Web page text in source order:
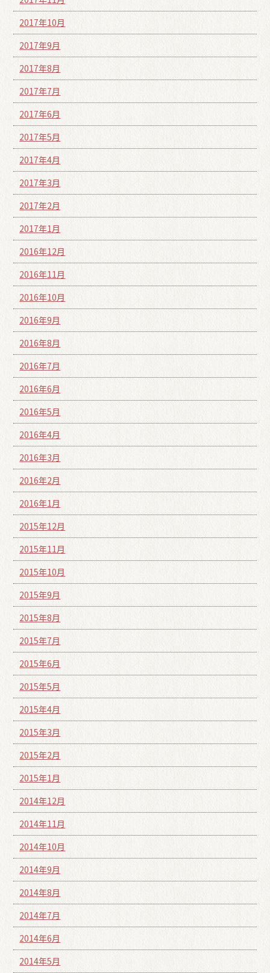
2017年10月
2017年9月
2017年8月
2017年7月
2017年6月
2017年5月
2017年4月
2017年3月
2017年2月
2017年1月
2016年12月
2016年11月
2016年10月
2016年9月
2016年8月
2016年7月
2016年6月
2016年5月
2016年4月
2016年3月
2016年2月
2016年1月
2015年12月
2015年11月
2015年10月
2015年9月
2015年8月
2015年7月
2015年6月
2015年5月
2015年4月
2015年3月
2015年2月
2015年1月
2014年12月
2014年11月
2014年10月
2014年9月
2014年8月
2014年7月
2014年6月
2014年5月